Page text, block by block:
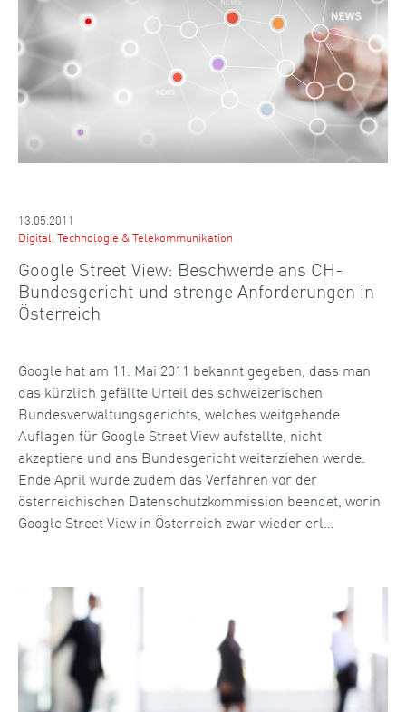
13.05.2011
Digital, Technologie & Telekommunikation
Google Street View: Beschwerde ans CH-
Bundesgericht und strenge Anforderungen in
Österreich
Google hat am 11. Mai 2011 bekannt gegeben, dass man
das kürzlich gefällte Urteil des schweizerischen
Bundesverwaltungsgerichts, welches weitgehende
Auflagen für Google Street View aufstellte, nicht
akzeptiere und ans Bundesgericht weiterziehen werde.
Ende April wurde zudem das Verfahren vor der
österreichischen Datenschutzkommission beendet, worin
Google Street View in Österreich zwar wieder erl…